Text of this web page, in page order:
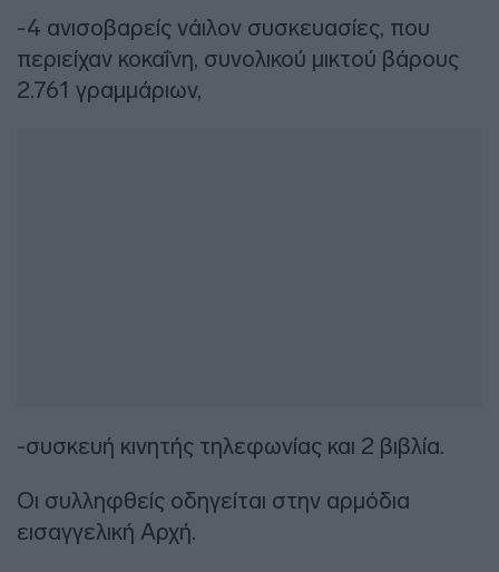
-4 ανισοβαρείς νάιλον συσκευασίες, που
περιείχαν κοκαΐνη, συνολικού μικτού βάρους
2.761 γραμμάριων,
-συσκευή κινητής τηλεφωνίας και 2 βιβλία.
Οι συλληφθείς οδηγείται στην αρμόδια
εισαγγελική Αρχή.